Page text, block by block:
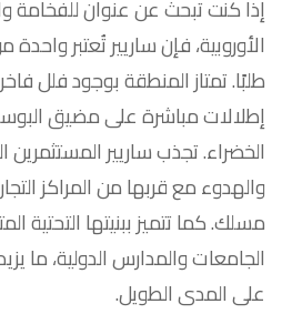
إذا كنت تبحث عن عنوان للفخامة
الأوروبية، فإن ساريير تُعتبر
طلبًا. تمتاز المنطقة بوجود فلل
إطلالات مباشرة على مضيق
الخضراء. تجذب ساريير
والهدوء مع قربها من المراكز
مسلك. كما تتميز ببنيتها التحتية
الجامعات والمدارس الدولية، ما
على المدى الطويل.